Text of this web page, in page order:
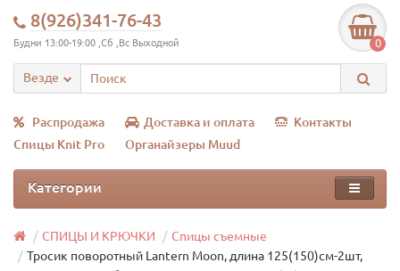
8(926)341-76-43
Будни 13:00-19:00 ,Сб ,Вс Выходной 0
Везде
Распродажа Доставка и оплата
Контакты
Спицы Knit Pro
Органайзеры Muud
Категории
СПИЦЫ И КРЮЧКИ
Спицы съемные
Тросик поворотный Lantern Moon, длина 125(150)см-2шт,